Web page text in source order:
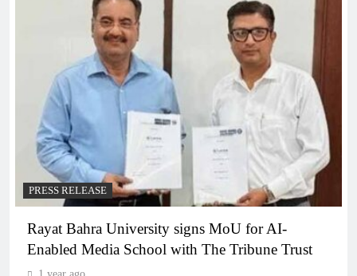
PRESS RELEASE
Rayat Bahra University signs MoU for AI-
Enabled Media School with The Tribune Trust